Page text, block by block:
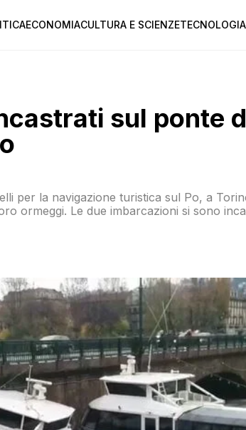
ECONOMIACULTURA E SCIENZETECNOLOGIA
sul ponte
per la navigazione turistica sul Po, a
ormeggi. Le due imbarcazioni si sono